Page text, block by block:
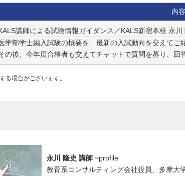
内
講師による試験情報ガイダンス／KALS新宿本校 永川
学部学士編入試験の概要を、最新の入試動向を交えてご
の後、今年度合格者も交えてチャットで質問を募り、回
る場合がございます。
永川 隆史 講師 ~profile
教育系コンサルティング会社役員、多摩大